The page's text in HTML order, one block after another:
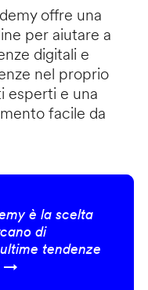
offre una
per aiutare a
digitali e
nel proprio
esperti e una
facile da
è la scelta
di
tendenze
→